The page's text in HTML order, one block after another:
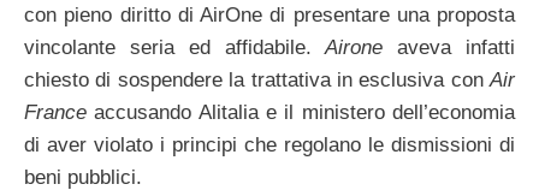
con pieno diritto di AirOne di presentare una proposta
vincolante seria ed affidabile.Airone aveva infatti
chiesto di sospendere la trattativa in esclusiva conAir
Franceaccusando Alitalia e il ministero dell’economia
di aver violato i principi che regolano le dismissioni di
beni pubblici.